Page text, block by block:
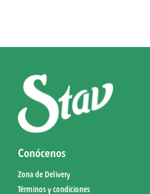
Conócenos
Zona de Delivery
Términos y condiciones